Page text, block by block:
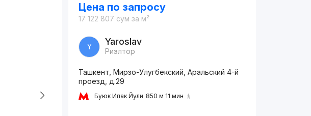
Цена по запросу
17 122 807 сум за м²
Y Yaroslav
Риэлтор
Ташкент, Мирзо-Улугбекский, Аральский 4-й
проезд, д.29
Буюк Ипак Йули 850 м 11 мин